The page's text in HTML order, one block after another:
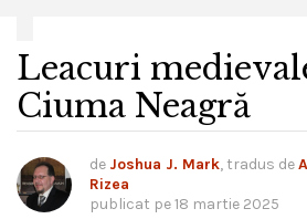
Leacuri
Ciuma Neagră
de Joshua J. Mark, tradus de
Rizea
publicat pe18 martie 2025